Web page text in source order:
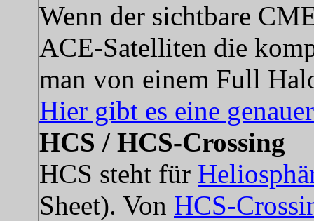
Wenn der sichtbare
ACE-Satelliten die
man von einem Full
Hier gibt es eine
HCS / HCS-Crossing
HCS steht für
Sheet). Von HCS-